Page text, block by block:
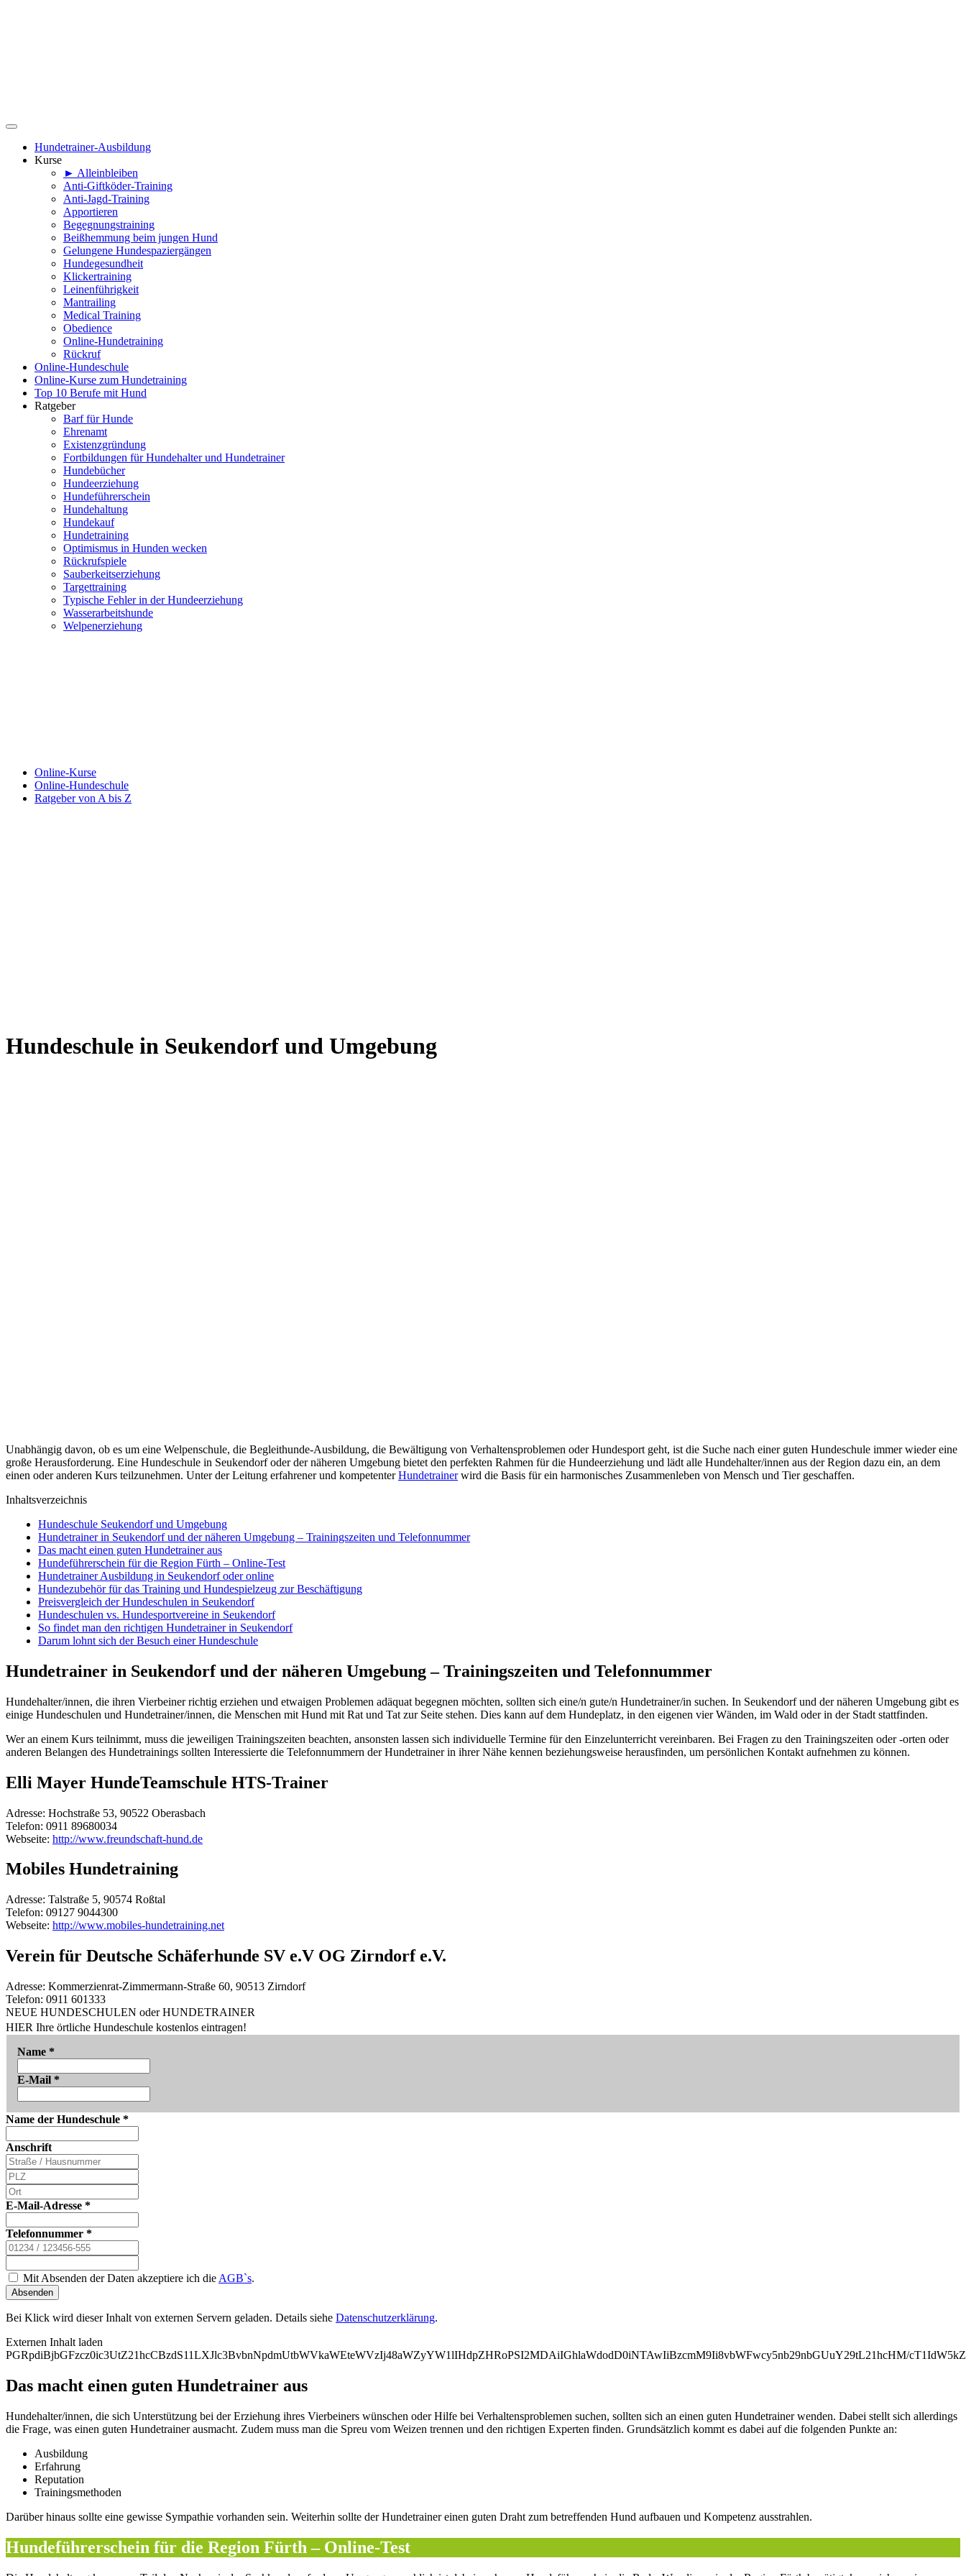
Hundetrainer-Ausbildung
Kurse
► Alleinbleiben
Anti-Giftköder-Training
Anti-Jagd-Training
Apportieren
Begegnungstraining
Beißhemmung beim jungen Hund
Gelungene Hundespaziergängen
Hundegesundheit
Klickertraining
Leinenführigkeit
Mantrailing
Medical Training
Obedience
Online-Hundetraining
Rückruf
Online-Hundeschule
Online-Kurse zum Hundetraining
Top 10 Berufe mit Hund
Ratgeber
Barf für Hunde
Ehrenamt
Existenzgründung
Fortbildungen für Hundehalter und Hundetrainer
Hundebücher
Hundeerziehung
Hundeführerschein
Hundehaltung
Hundekauf
Hundetraining
Optimismus in Hunden wecken
Rückrufspiele
Sauberkeitserziehung
Targettraining
Typische Fehler in der Hundeerziehung
Wasserarbeitshunde
Welpenerziehung
Online-Kurse
Online-Hundeschule
Ratgeber von A bis Z
Hundeschule in Seukendorf und Umgebung
Unabhängig davon, ob es um eine Welpenschule, die Begleithunde-Ausbildung, die Bewältigung von Verhaltensproblemen oder Hundesport geht, ist die Suche nach einer guten Hundeschule immer wieder eine
große Herausforderung. Eine Hundeschule in Seukendorf oder der näheren Umgebung bietet den perfekten Rahmen für die Hundeerziehung und lädt alle Hundehalter/innen aus der Region dazu ein, an dem
einen oder anderen Kurs teilzunehmen. Unter der Leitung erfahrener und kompetenterHundetrainerwird die Basis für ein harmonisches Zusammenleben von Mensch und Tier geschaffen.
Inhaltsverzeichnis
Hundeschule Seukendorf und Umgebung
Hundetrainer in Seukendorf und der näheren Umgebung – Trainingszeiten und Telefonnummer
Das macht einen guten Hundetrainer aus
Hundeführerschein für die Region Fürth – Online-Test
Hundetrainer Ausbildung in Seukendorf oder online
Hundezubehör für das Training und Hundespielzeug zur Beschäftigung
Preisvergleich der Hundeschulen in Seukendorf
Hundeschulen vs. Hundesportvereine in Seukendorf
So findet man den richtigen Hundetrainer in Seukendorf
Darum lohnt sich der Besuch einer Hundeschule
Hundetrainer in Seukendorf und der näheren Umgebung – Trainingszeiten und Telefonnummer
Hundehalter/innen, die ihren Vierbeiner richtig erziehen und etwaigen Problemen adäquat begegnen möchten, sollten sich eine/n gute/n Hundetrainer/in suchen. In Seukendorf und der näheren Umgebung gibt es
einige Hundeschulen und Hundetrainer/innen, die Menschen mit Hund mit Rat und Tat zur Seite stehen. Dies kann auf dem Hundeplatz, in den eigenen vier Wänden, im Wald oder in der Stadt stattfinden.
Wer an einem Kurs teilnimmt, muss die jeweiligen Trainingszeiten beachten, ansonsten lassen sich individuelle Termine für den Einzelunterricht vereinbaren. Bei Fragen zu den Trainingszeiten oder -orten oder
anderen Belangen des Hundetrainings sollten Interessierte die Telefonnummern der Hundetrainer in ihrer Nähe kennen beziehungsweise herausfinden, um persönlichen Kontakt aufnehmen zu können.
Elli Mayer HundeTeamschule HTS-Trainer
Adresse: Hochstraße 53, 90522 Oberasbach
Telefon: 0911 89680034
Webseite: http://www.freundschaft-hund.de
Mobiles Hundetraining
Adresse: Talstraße 5, 90574 Roßtal
Telefon: 09127 9044300
Webseite: http://www.mobiles-hundetraining.net
Verein für Deutsche Schäferhunde SV e.V OG Zirndorf e.V.
Adresse: Kommerzienrat-Zimmermann-Straße 60, 90513 Zirndorf
Telefon: 0911 601333
NEUE HUNDESCHULEN oder HUNDETRAINER
HIER Ihre örtliche Hundeschule kostenlos eintragen!
Name *
E-Mail *
Name der Hundeschule *
Anschrift
E-Mail-Adresse *
Telefonnummer *
Mit Absenden der Daten akzeptiere ich die AGB`s.
Absenden
Bei Klick wird dieser Inhalt von externen Servern geladen. Details siehe Datenschutzerklärung.
Externen Inhalt laden
PGRpdiBjbGFzcz0ic3UtZ21hcCBzdS11LXJlc3BvbnNpdmUtbWVkaWEteWVzIj48aWZyYW1lIHdpZHRoPSI2MDAiIGhlaWdodD0iNTAwIiBzcmM9Ii8vbWFwcy5nb29nbGUuY29tL21hcHM/
Das macht einen guten Hundetrainer aus
Hundehalter/innen, die sich Unterstützung bei der Erziehung ihres Vierbeiners wünschen oder Hilfe bei Verhaltensproblemen suchen, sollten sich an einen guten Hundetrainer wenden. Dabei stellt sich allerdings
die Frage, was einen guten Hundetrainer ausmacht. Zudem muss man die Spreu vom Weizen trennen und den richtigen Experten finden. Grundsätzlich kommt es dabei auf die folgenden Punkte an:
Ausbildung
Erfahrung
Reputation
Trainingsmethoden
Darüber hinaus sollte eine gewisse Sympathie vorhanden sein. Weiterhin sollte der Hundetrainer einen guten Draht zum betreffenden Hund aufbauen und Kompetenz ausstrahlen.
Hundeführerschein für die Region Fürth – Online-Test